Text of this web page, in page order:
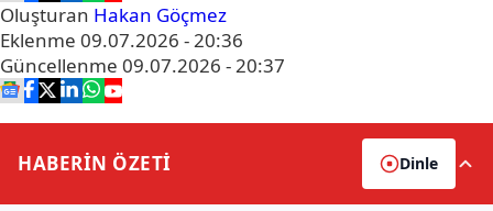
Oluşturan Hakan Göçmez
Eklenme 09.07.2026 - 20:36
Güncellenme 09.07.2026 - 20:37
HABERİN ÖZETİ Dinle